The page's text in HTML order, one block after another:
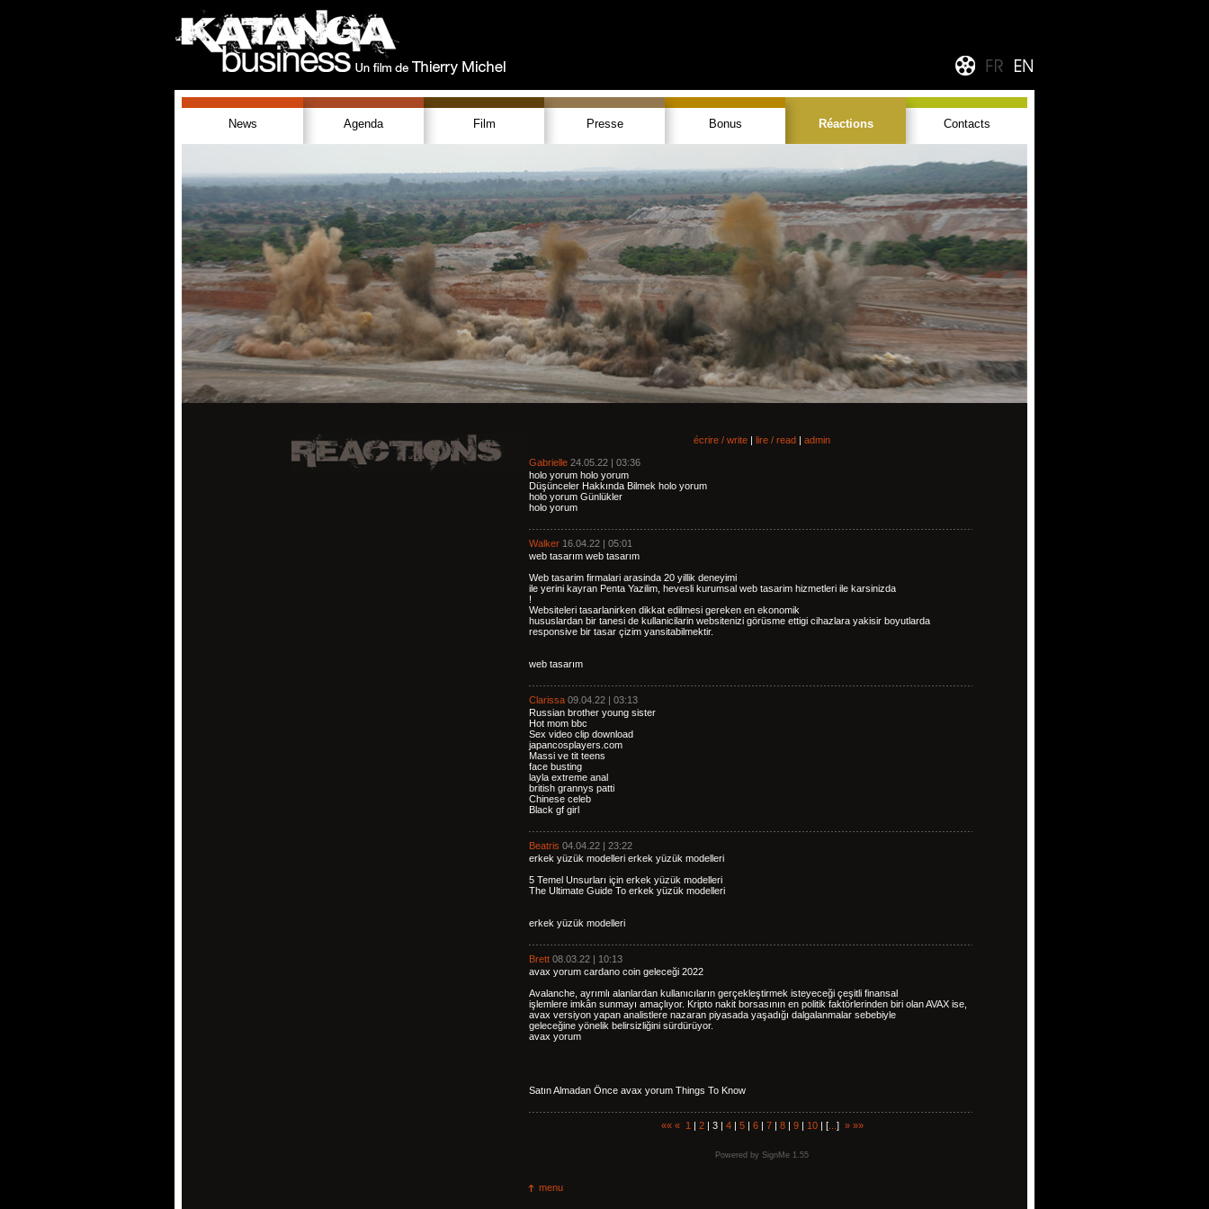
News Agenda Film Presse Bonus Réactions Contacts
écrire / write | lire / read | admin
Gabrielle 24.05.22 | 03:36
holo yorum holo yorum
Düşünceler Hakkında Bilmek holo yorum
holo yorum Günlükler
holo yorum
Walker 16.04.22 | 05:01
web tasarım web tasarım
Web tasarim firmalari arasinda 20 yillik deneyimi
ile yerini kayran Penta Yazilim, hevesli kurumsal web tasarim hizmetleri ile karsinizda
!
Websiteleri tasarlanirken dikkat edilmesi gereken en ekonomik
hususlardan bir tanesi de kullanicilarin websitenizi görüsme ettigi cihazlara yakisir boyutlarda
responsive bir tasar çizim yansitabilmektir.
web tasarım
Clarissa 09.04.22 | 03:13
Russian brother young sister
Hot mom bbc
Sex video clip download
japancosplayers.com
Massi ve tit teens
face busting
layla extreme anal
british grannys patti
Chinese celeb
Black gf girl
Beatris 04.04.22 | 23:22
erkek yüzük modelleri erkek yüzük modelleri
5 Temel Unsurları için erkek yüzük modelleri
The Ultimate Guide To erkek yüzük modelleri
erkek yüzük modelleri
Brett 08.03.22 | 10:13
avax yorum cardano coin geleceği 2022
Avalanche, ayrımlı alanlardan kullanıcıların gerçekleştirmek isteyeceği çeşitli finansal
işlemlere imkân sunmayı amaçlıyor. Kripto nakit borsasının en politik faktörlerinden biri olan AVAX ise,
avax versiyon yapan analistlere nazaran piyasada yaşadığı dalgalanmalar sebebiyle
geleceğine yönelik belirsizliğini sürdürüyor.
avax yorum
Satın Almadan Önce avax yorum Things To Know
«« « 1 | 2| 3 | 4| 5| 6| 7| 8| 9| 10| [... ] » »»
Powered by SignMe 1.55
menu